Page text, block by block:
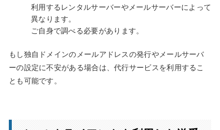
利用するレンタルサーバーやメールサーバーによって
異なります。
ご自身で調べる必要があります。
もし独自ドメインのメールアドレスの発行やメールサーバ
ーの設定に不安がある場合は、代行サービスを利用するこ
とも可能です。